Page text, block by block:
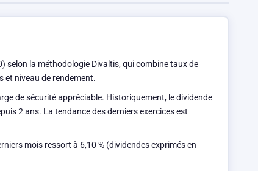
selon la méthodologie Divaltis, qui combine taux de
et niveau de rendement.
de sécurité appréciable. Historiquement, le dividende
2 ans. La tendance des derniers exercices est
mois ressort à 6,10 % (dividendes exprimés en